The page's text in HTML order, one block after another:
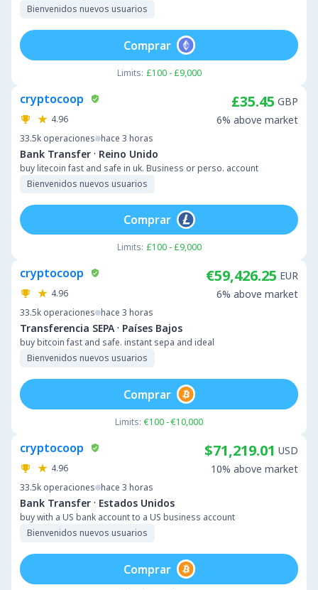
Bienvenidos nuevos usuarios
Limits: £100 - £9,000
Comprar
cryptocoop
4.96
33.5k operaciones hace 3 horas
Bank Transfer · Reino Unido
buy litecoin fast and safe in uk. Business or perso. account
Bienvenidos nuevos usuarios
£35.45 GBP
6% above market
Limits: £100 - £9,000
Comprar
cryptocoop
4.96
33.5k operaciones hace 3 horas
Transferencia SEPA · Países Bajos
buy bitcoin fast and safe. instant sepa and ideal
Bienvenidos nuevos usuarios
€59,426.25 EUR
6% above market
Limits: €100 - €10,000
Comprar
cryptocoop
4.96
33.5k operaciones hace 3 horas
Bank Transfer · Estados Unidos
buy with a US bank account to a US business account
Bienvenidos nuevos usuarios
$71,219.01 USD
10% above market
Comprar